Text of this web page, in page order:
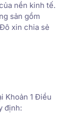
nền kinh tế.
sản gồm
xin chia sẻ
Khoản 1 Điều
định: